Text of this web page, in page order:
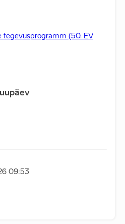
tegevusprogramm (50. EV
09:53